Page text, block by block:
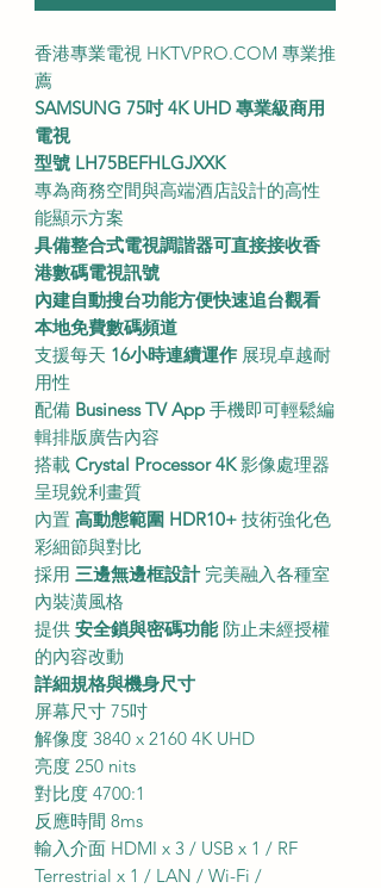
香港專業電視 HKTVPRO.COM 專業推
薦
SAMSUNG 75吋 4K UHD 專業級商用
電視
型號 LH75BEFHLGJXXK
專為商務空間與高端酒店設計的高性
能顯示方案
具備整合式電視調諧器可直接接收香
港數碼電視訊號
內建自動搜台功能方便快速追台觀看
本地免費數碼頻道
支援每天 16小時連續運作 展現卓越耐
用性
配備 Business TV App 手機即可輕鬆編
輯排版廣告內容
搭載 Crystal Processor 4K影像處理器
呈現銳利畫質
內置 高動態範圍 HDR10+ 技術強化色
彩細節與對比
採用 三邊無邊框設計完美融入各種室
內裝潢風格
提供 安全鎖與密碼功能防止未經授權
的內容改動
詳細規格與機身尺寸
屏幕尺寸 75吋
解像度 3840 x 2160 4K UHD
亮度 250 nits
對比度 4700:1
反應時間 8ms
輸入介面 HDMI x 3 / USB x 1 / RF
Terrestrial x 1 / LAN / Wi-Fi /